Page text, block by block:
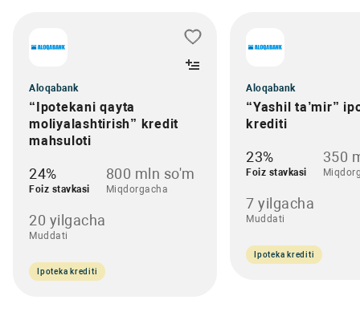
Aloqabank
“Ipotekani qayta
moliyalashtirish” kredit
mahsuloti
24%
Foiz stavkasi
800 mln so'm
Miqdorgacha
20 yilgacha
Muddati
Ipoteka krediti
Aloqabank
“Yashil ta’mir”
krediti
23%
Foiz stavkasi
350
7 yilgacha
Muddati
Ipoteka krediti